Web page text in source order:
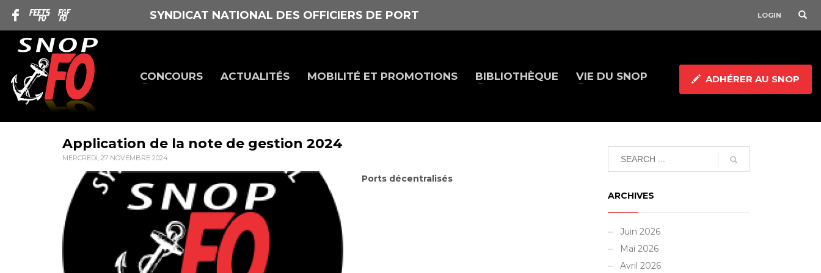
SYNDICAT NATIONAL DES OFFICIERS DE PORT LOGIN
CONCOURS ACTUALITÉS MOBILITÉ ET PROMOTIONS BIBLIOTHÈQUE VIE DU SNOP ADHÉRER AU SNOP
Application de la note de gestion 2024
MERCREDI, 27 NOVEMBRE 2024
Ports décentralisés
ARCHIVES
Juin 2026
Mai 2026
Avril 2026